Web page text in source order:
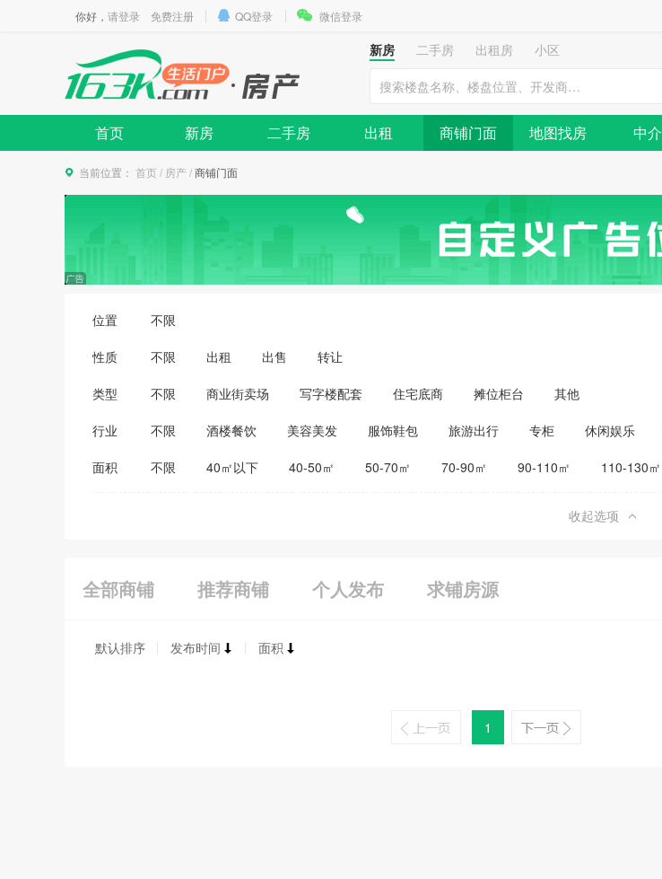
你好， 请登录 免费注册 QQ登录 微信登录
新房 二手房 出租房
小区
首页 新房 二手房 出租 商铺门面 地图找房 中介
当前位置： 首页 / 房产/商铺门面
位置 不限
性质 不限 出租 出售 转让
类型 不限 商业街卖场 写字楼配套 住宅底商 摊位柜台 其他
行业 不限 酒楼餐饮 美容美发 服饰鞋包 旅游出行 专柜 休闲娱乐
医药保健
家居建材
面积 不限 40㎡以下 40-50㎡ 50-70㎡ 70-90㎡ 90-110㎡ 110-130㎡
收起选项
全部商铺 推荐商铺 个人发布 求铺房源
默认排序 发布时间 面积
1